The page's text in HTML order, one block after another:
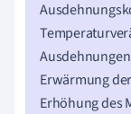
Erwärmung
Erhöhung des